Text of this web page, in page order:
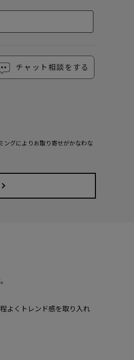
チャット相談をする
ングによりお取り寄せがかなわな
よくトレンド感を取り入れ